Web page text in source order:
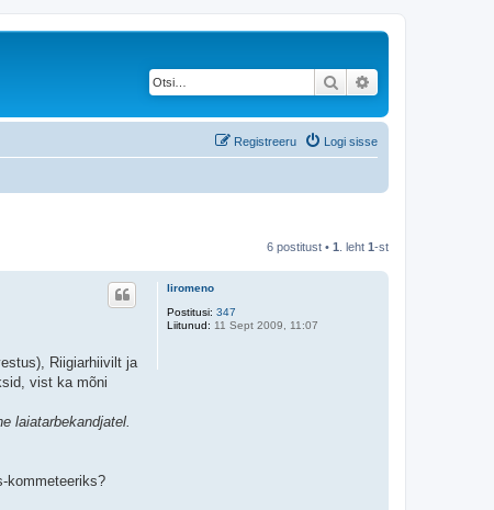
Otsi
Logi sisse
Registreeru
6 postitust • 1 . leht 1-st
liromeno
Postitusi: 347
Liitunud: 11 Sept 2009, 11:07
Riigiarhiivilt ja
vist ka mõni
laiatarbekandjatel.
kommeteeriks?